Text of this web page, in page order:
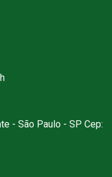
- São Paulo - SP Cep: